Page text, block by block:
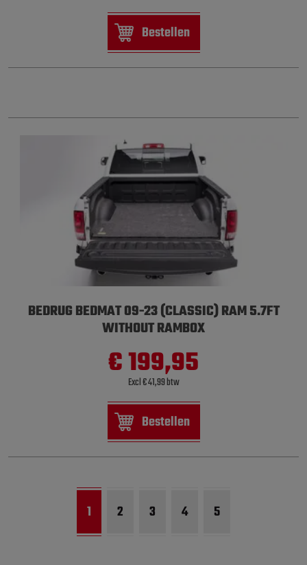
Bestellen
BEDRUG BEDMAT 09-23 (CLASSIC) RAM 5.7FT
WITHOUT RAMBOX
€ 199,95
Excl € 41,99 btw
Bestellen
1 2 3 4 5